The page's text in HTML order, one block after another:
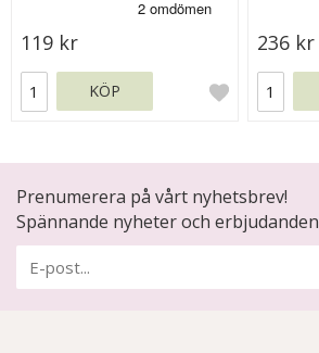
119 kr
KÖP
236 kr
Prenumerera på vårt nyhetsbrev!
Spännande nyheter och erbjudanden